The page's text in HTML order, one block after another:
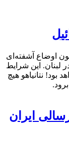
اوضاع آشفته‌ای
لبنان. این شرایط
نتانیاهو هیچ
ایران